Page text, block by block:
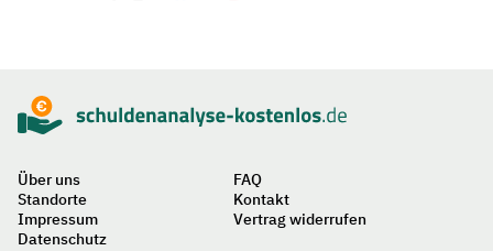
Über uns
FAQ
Standorte
Kontakt
Impressum
Vertrag widerrufen
Datenschutz